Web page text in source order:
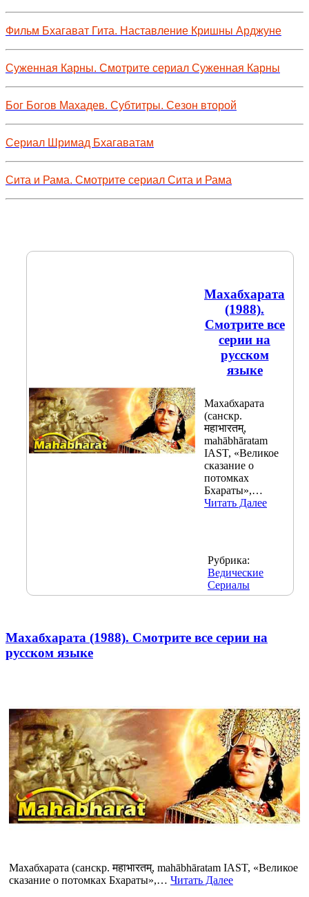
Фильм Бхагават Гита. Наставление Кришны Арджуне
Суженная Карны. Смотрите сериал Суженная Карны
Бог Богов Махадев. Субтитры. Сезон второй
Сериал Шримад Бхагаватам
Сита и Рама. Смотрите сериал Сита и Рама
Махабхарата
(1988).
Смотрите все
серии на
русском
языке
Махабхарата
(санскр.
महाभारतम्,
mahābhāratam
IAST, «Великое
сказание о
потомках
Бхараты»,…
Читать Далее
Рубрика:
Ведические
Сериалы
Махабхарата (1988). Смотрите все серии на
русском языке
Махабхарата (санскр. महाभारतम्, mahābhāratam IAST, «Великое
сказание о потомках Бхараты»,… Читать Далее